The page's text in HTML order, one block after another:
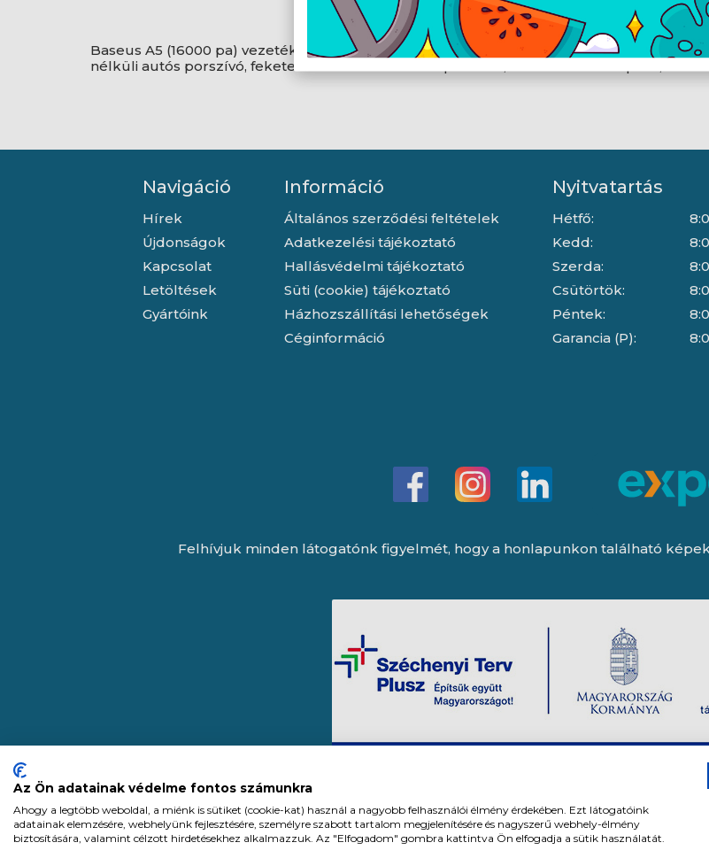
Baseus A5 (16000 pa) vezeték
nélküli autós porszívó, fekete
Baseus A2 Pro (6000 pa)vezeték
Baseus
Navigáció
Hírek
Újdonságok
Kapcsolat
Letöltések
Gyártóink
Információ
Általános szerződési feltételek
Adatkezelési tájékoztató
Hallásvédelmi tájékoztató
Süti (cookie) tájékoztató
Házhozszállítási lehetőségek
Céginformáció
Nyitvatartás
Hétfő:
Kedd:
Szerda:
Csütörtök:
Péntek:
Garancia (P):
Felhívjuk minden látogatónk figyelmét, hogy a honlapunkon található
Minden jog fenntartva. All rights reserved.
Az Ön adatainak védelme fontos számunkra
Ahogy a legtöbb weboldal, a miénk is sütiket (cookie-kat) használ a nagyobb felhasználói élmény érdekében. Ezt látogatóink
adatainak elemzésére, webhelyünk fejlesztésére, személyre szabott tartalom megjelenítésére és nagyszerű webhely-élmény
biztosítására, valamint célzott hirdetésekhez alkalmazzuk. Az "Elfogadom" gombra kattintva Ön elfogadja a sütik használatát.